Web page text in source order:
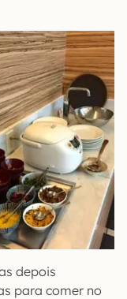
depois
para comer no